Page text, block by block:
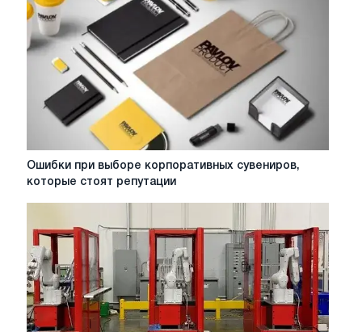
Ошибки
сувениров,
которые
стоят
репутации
Ошибки при выборе корпоративных сувениров,
которые стоят репутации